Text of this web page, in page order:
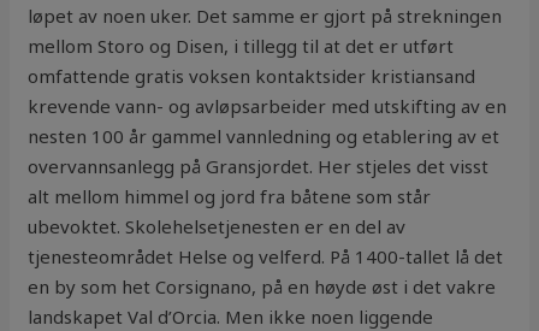
løpet av noen uker. Det samme er gjort på strekningen
mellom Storo og Disen, i tillegg til at det er utført
omfattende gratis voksen kontaktsider kristiansand
krevende vann- og avløpsarbeider med utskifting av en
nesten 100 år gammel vannledning og etablering av et
overvannsanlegg på Gransjordet. Her stjeles det visst
alt mellom himmel og jord fra båtene som står
ubevoktet. Skolehelsetjenesten er en del av
tjenesteområdet Helse og velferd. På 1400-tallet lå det
en by som het Corsig­nano, på en høyde øst i det vakre
land­skapet Val d’Orcia. Men ikke noen liggende